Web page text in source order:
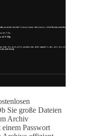
Sie große Dateien
Archiv
einem Passwort